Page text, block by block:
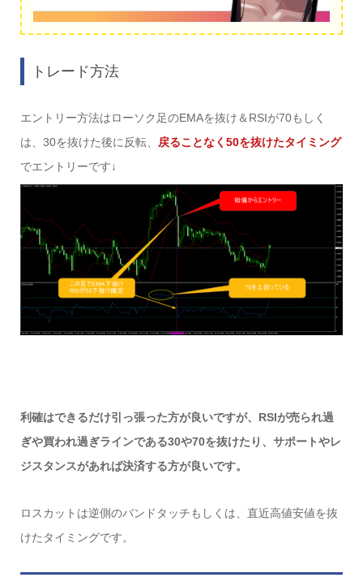
トレード方法
エントリー方法はローソク足のEMAを抜け＆RSIが70もしく
は、30を抜けた後に反転、 戻ることなく50を抜けたタイミング
でエントリーです↓
利確はできるだけ引っ張った方が良いですが、RSIが売られ過
ぎや買われ過ぎラインである30や70を抜けたり、サポートやレ
ジスタンスがあれば決済する方が良いです。
ロスカットは逆側のバンドタッチもしくは、直近高値安値を抜
けたタイミングです。